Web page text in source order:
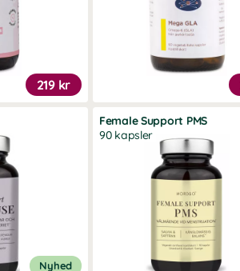
219 kr
Nyhed
Female Support PMS
90 kapsler